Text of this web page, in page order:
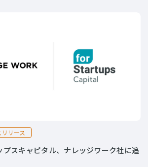
リース
プスキャピタル、ナレッジワーク社に追